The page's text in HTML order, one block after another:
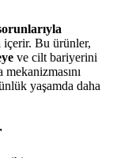
Bu ürünler,
ve cilt bariyerini
yaşamda daha